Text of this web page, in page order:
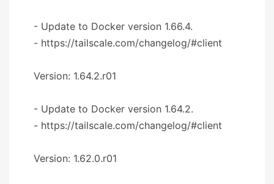
- Update to Docker version 1.66.4.
- https://tailscale.com/changelog/#client
Version: 1.64.2.r01
- Update to Docker version 1.64.2.
- https://tailscale.com/changelog/#client
Version: 1.62.0.r01